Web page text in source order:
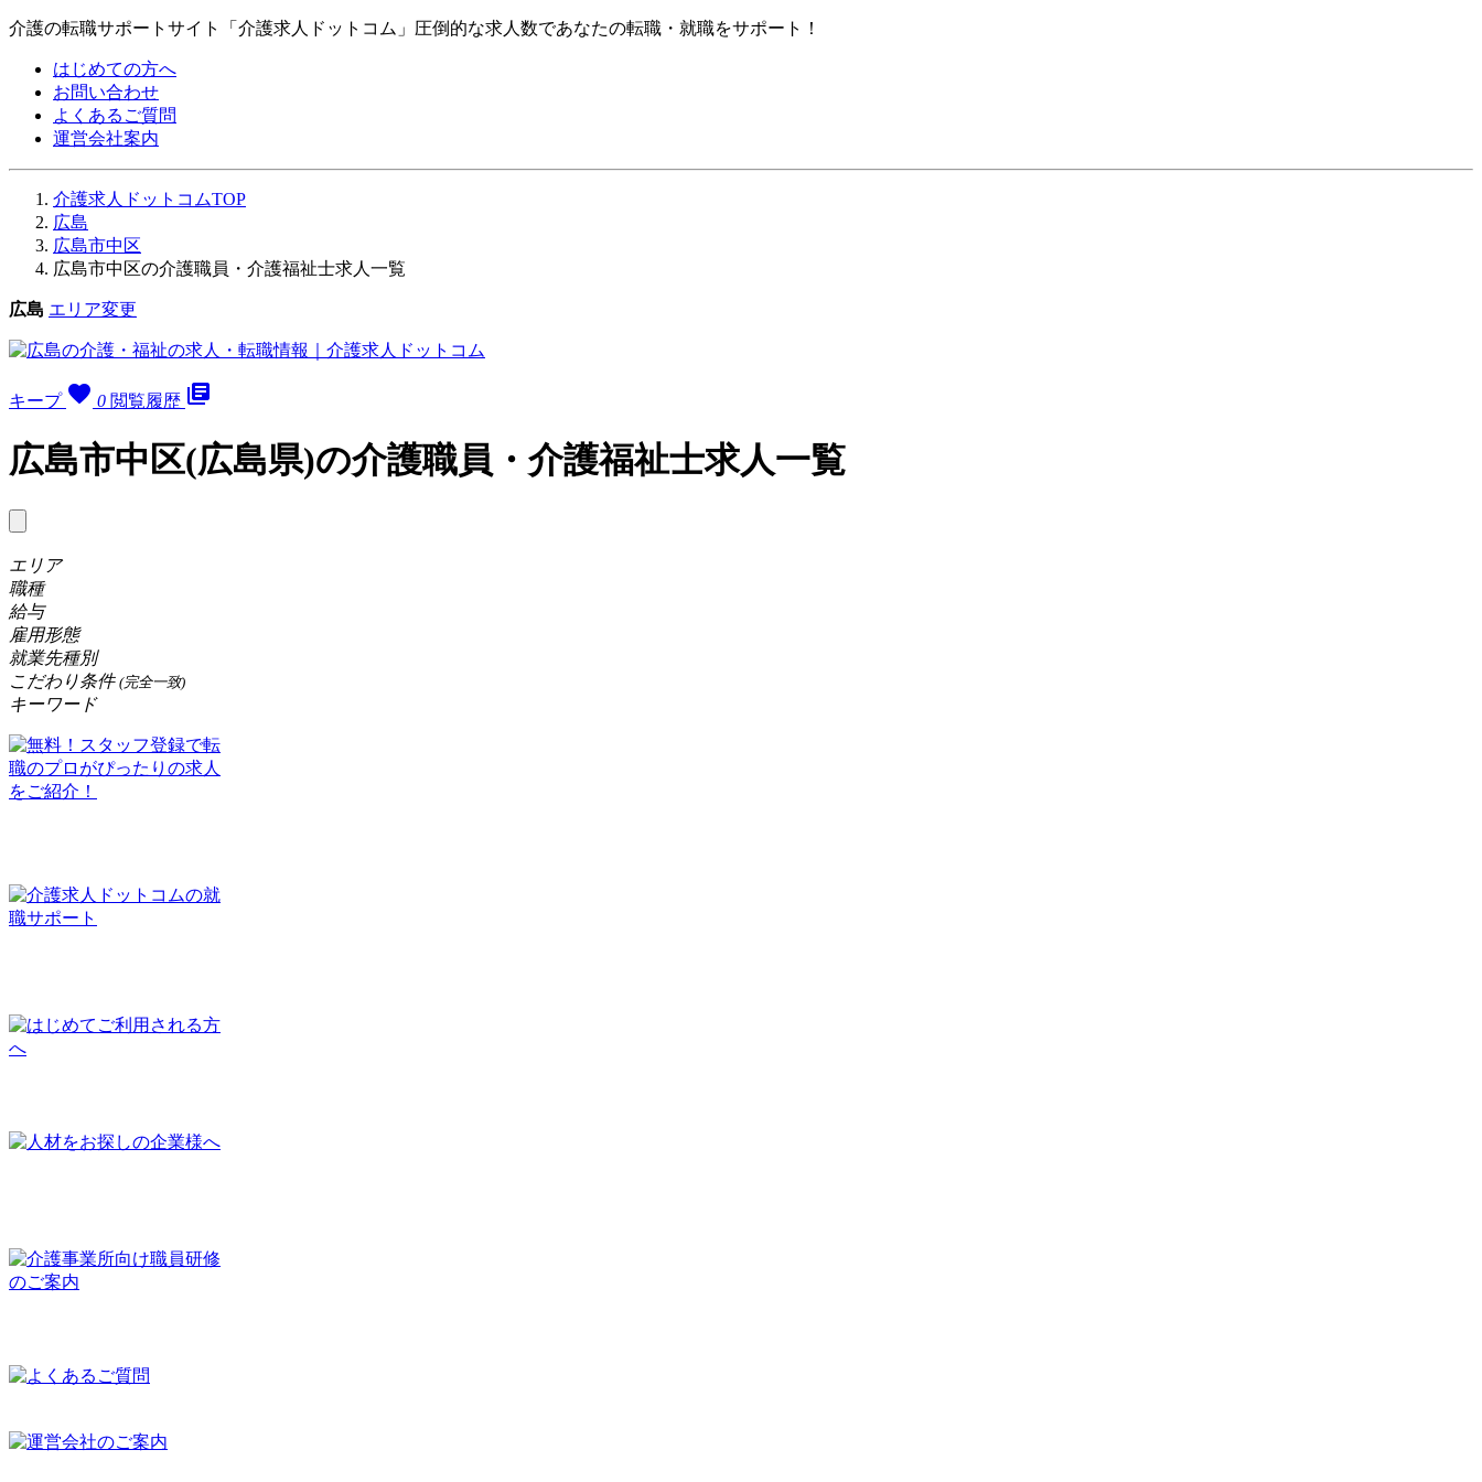
介護の転職サポートサイト「介護求人ドットコム」圧倒的な求人数であなたの転職・就職をサポート！
はじめての方へ
お問い合わせ
よくあるご質問
運営会社案内
介護求人ドットコムTOP
広島
広島市中区
広島市中区の介護職員・介護福祉士求人一覧
広島 エリア変更
キープ favorite 0 閲覧履歴 library_books
広島市中区(広島県)の介護職員・介護福祉士求人一覧
エリア
職種
給与
雇用形態
就業先種別
こだわり条件 (完全一致)
キーワード